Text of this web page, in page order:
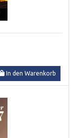
In den Warenkorb